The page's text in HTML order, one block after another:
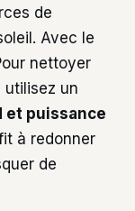
de
Avec le
nettoyer
utilisez un
et puissance
à redonner
de